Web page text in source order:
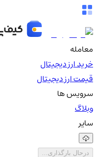
معامله
خرید ارز دیجیتال
قیمت ارز دیجیتال
سرویس ها
وبلاگ
سایر
درحال بارگذاری...